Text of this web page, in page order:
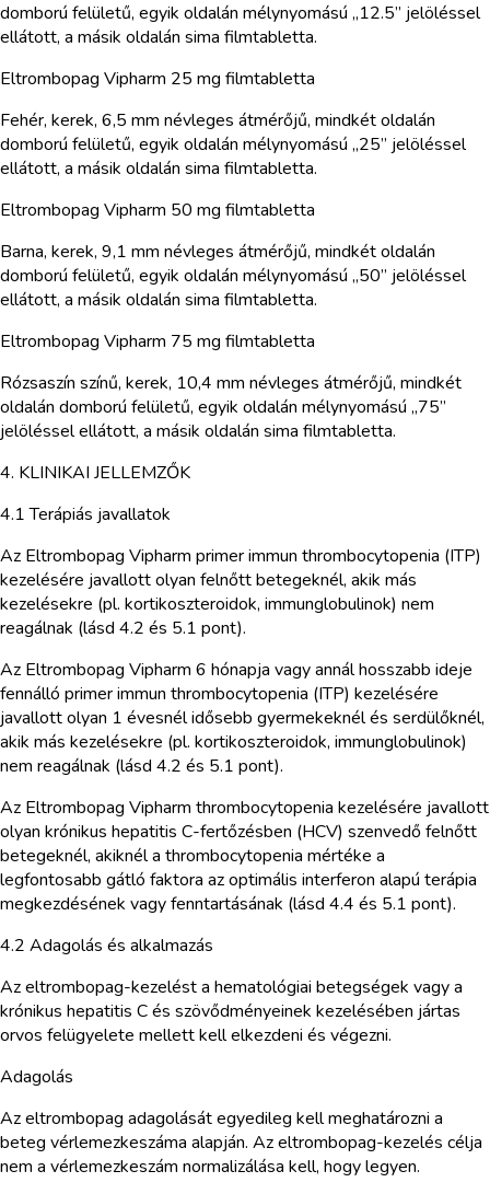
domború felületű, egyik oldalán mélynyomású „12.5” jelöléssel
ellátott, a másik oldalán sima filmtabletta.
Eltrombopag Vipharm 25 mg filmtabletta
Fehér, kerek, 6,5 mm névleges átmérőjű, mindkét oldalán
domború felületű, egyik oldalán mélynyomású „25” jelöléssel
ellátott, a másik oldalán sima filmtabletta.
Eltrombopag Vipharm 50 mg filmtabletta
Barna, kerek, 9,1 mm névleges átmérőjű, mindkét oldalán
domború felületű, egyik oldalán mélynyomású „50” jelöléssel
ellátott, a másik oldalán sima filmtabletta.
Eltrombopag Vipharm 75 mg filmtabletta
Rózsaszín színű, kerek, 10,4 mm névleges átmérőjű, mindkét
oldalán domború felületű, egyik oldalán mélynyomású „75”
jelöléssel ellátott, a másik oldalán sima filmtabletta.
4. KLINIKAI JELLEMZŐK
4.1 Terápiás javallatok
Az Eltrombopag Vipharm primer immun thrombocytopenia (ITP)
kezelésére javallott olyan felnőtt betegeknél, akik más
kezelésekre (pl. kortikoszteroidok, immunglobulinok) nem
reagálnak (lásd 4.2 és 5.1 pont).
Az Eltrombopag Vipharm 6 hónapja vagy annál hosszabb ideje
fennálló primer immun thrombocytopenia (ITP) kezelésére
javallott olyan 1 évesnél idősebb gyermekeknél és serdülőknél,
akik más kezelésekre (pl. kortikoszteroidok, immunglobulinok)
nem reagálnak (lásd 4.2 és 5.1 pont).
Az Eltrombopag Vipharm thrombocytopenia kezelésére javallott
olyan krónikus hepatitis C-fertőzésben (HCV) szenvedő felnőtt
betegeknél, akiknél a thrombocytopenia mértéke a
legfontosabb gátló faktora az optimális interferon alapú terápia
megkezdésének vagy fenntartásának (lásd 4.4 és 5.1 pont).
4.2 Adagolás és alkalmazás
Az eltrombopag-kezelést a hematológiai betegségek vagy a
krónikus hepatitis C és szövődményeinek kezelésében jártas
orvos felügyelete mellett kell elkezdeni és végezni.
Adagolás
Az eltrombopag adagolását egyedileg kell meghatározni a
beteg vérlemezkeszáma alapján. Az eltrombopag-kezelés célja
nem a vérlemezkeszám normalizálása kell, hogy legyen.